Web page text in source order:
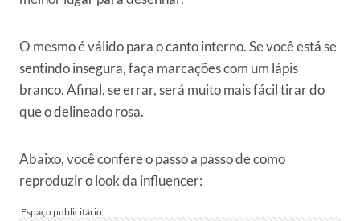
O mesmo é válido para o canto interno. Se você está se
sentindo insegura, faça marcações com um lápis
branco. Afinal, se errar, será muito mais fácil tirar do
que o delineado rosa.
Abaixo, você confere o passo a passo de como
reproduzir o look da influencer: